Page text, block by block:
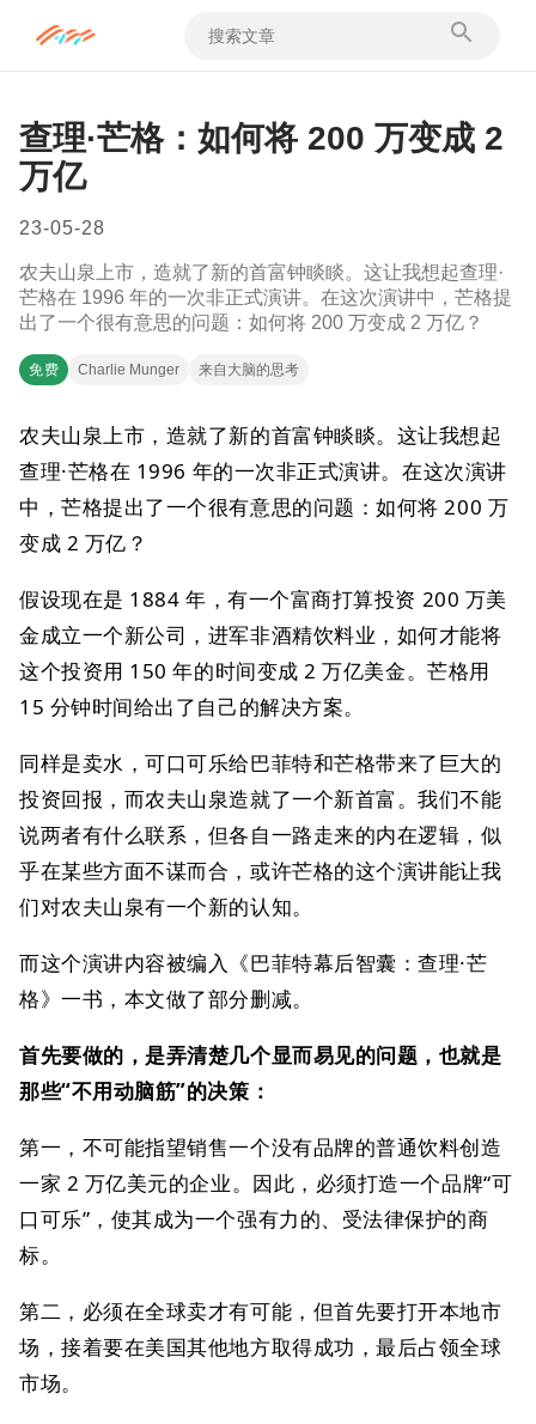
查理·芒格：如何将 200 万变成 2
万亿
23-05-28
农夫山泉上市，造就了新的首富钟睒睒。这让我想起查理·
芒格在 1996 年的一次非正式演讲。在这次演讲中，芒格提
出了一个很有意思的问题：如何将 200 万变成 2 万亿？
免费 Charlie Munger 来自大脑的思考
农夫山泉上市，造就了新的首富钟睒睒。这让我想起
查理·芒格在 1996 年的一次非正式演讲。在这次演讲
中，芒格提出了一个很有意思的问题：如何将 200 万
变成 2 万亿？
假设现在是 1884 年，有一个富商打算投资 200 万美
金成立一个新公司，进军非酒精饮料业，如何才能将
这个投资用 150 年的时间变成 2 万亿美金。芒格用
15 分钟时间给出了自己的解决方案。
同样是卖水，可口可乐给巴菲特和芒格带来了巨大的
投资回报，而农夫山泉造就了一个新首富。我们不能
说两者有什么联系，但各自一路走来的内在逻辑，似
乎在某些方面不谋而合，或许芒格的这个演讲能让我
们对农夫山泉有一个新的认知。
而这个演讲内容被编入《巴菲特幕后智囊：查理·芒
格》一书，本文做了部分删减。
首先要做的，是弄清楚几个显而易见的问题，也就是
那些“不用动脑筋”的决策：
第一，不可能指望销售一个没有品牌的普通饮料创造
一家 2 万亿美元的企业。因此，必须打造一个品牌“可
口可乐”，使其成为一个强有力的、受法律保护的商
标。
第二，必须在全球卖才有可能，但首先要打开本地市
场，接着要在美国其他地方取得成功，最后占领全球
市场。